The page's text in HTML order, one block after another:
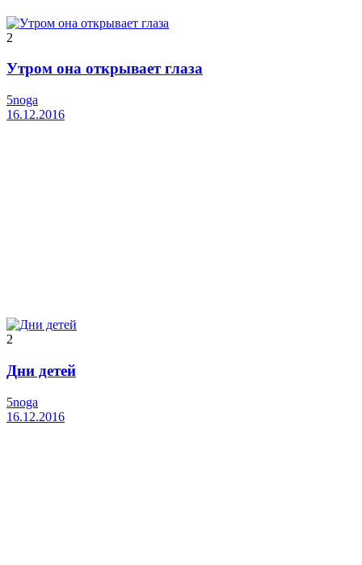
2
Утром она открывает глаза
5noga
16.12.2016
2
Дни детей
5noga
16.12.2016